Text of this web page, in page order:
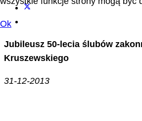
Jubileusz 50-lecia ślubów
Kruszewskiego
31-12-2013
Ok